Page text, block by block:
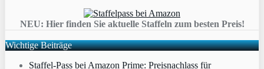
NEU: Hier finden Sie aktuelle Staffeln zum besten Preis!
Wichtige Beiträge
Staffel-Pass bei Amazon Prime: Preisnachlass für